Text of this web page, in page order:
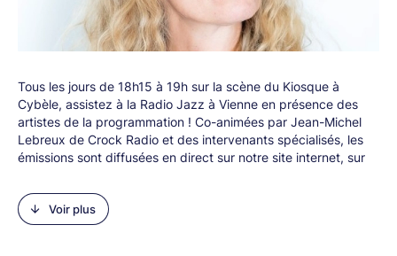
Tous les jours de 18h15 à 19h sur la scène du Kiosque à
Cybèle, assistez à la Radio Jazz à Vienne en présence des
artistes de la programmation ! Co-animées par Jean-Michel
Lebreux de Crock Radio et des intervenants spécialisés, les
émissions sont diffusées en direct sur notre site internet, sur
d'écoute.
Le 9 juillet, retrouvez Sophie Rosemont sur le plateau de la
Voir plus